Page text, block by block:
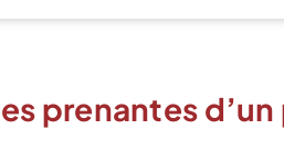
prenantes